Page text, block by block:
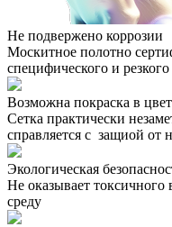
Не подвержено коррозии
Москитное полотно
специфического и
Возможна покраска в
Сетка практически
справляется с защиой от
Экологическая
Не оказывает
среду